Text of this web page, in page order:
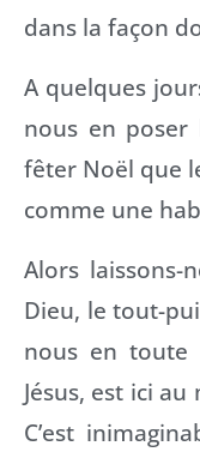
dans la façon
A quelques
nous en poser
fêter Noël que
comme une
Alors
Dieu, le tout-
nous en toute
Jésus, est ici
C’est